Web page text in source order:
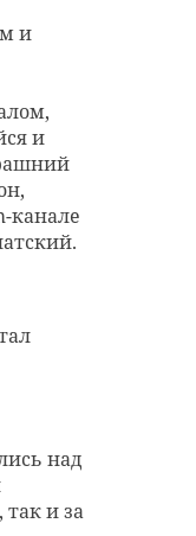
и
и
канале
над
и за